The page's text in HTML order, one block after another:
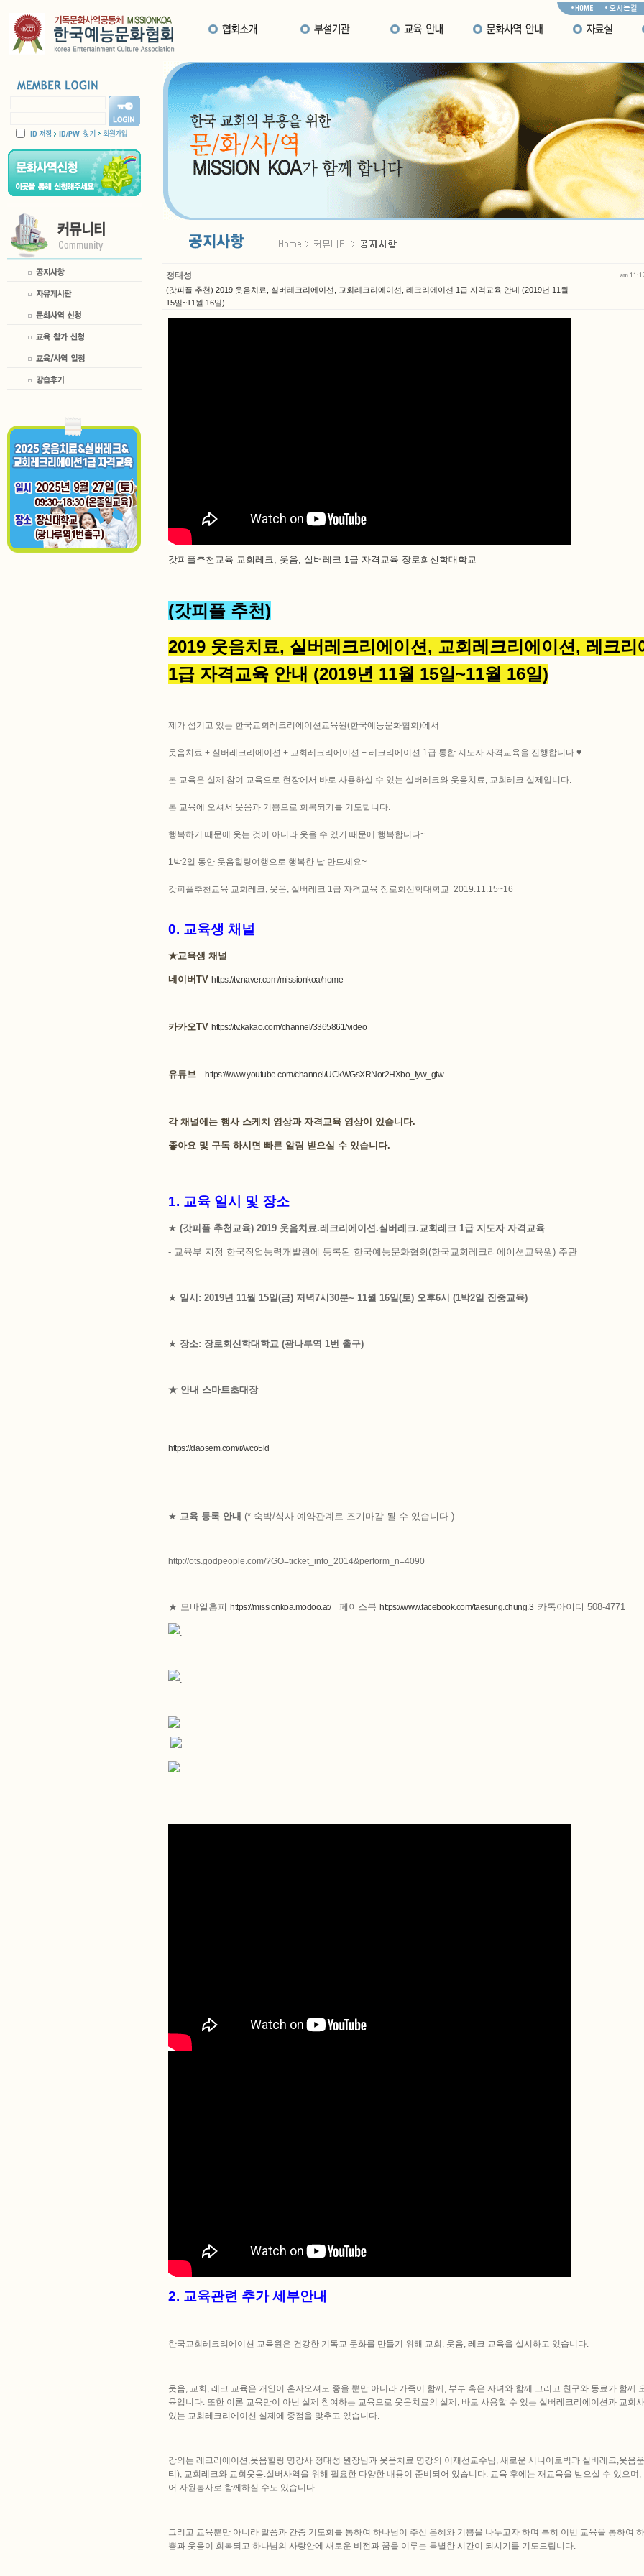
정태성
(갓피플 추천) 2019 웃음치료, 실버레크리에이션, 교회레크리에이션, 레크리에이션 1급 자격교육 안내 (2019년 11월
15일~11월 16일)
갓피플추천교육 교회레크, 웃음, 실버레크 1급 자격교육 장로회신학대학교
(갓피플 추천)
2019 웃음치료, 실버레크리에이션, 교회레크리에이션, 레크리
1급 자격교육 안내 (2019년 11월 15일~11월 16일)
제가 섬기고 있는 한국교회레크리에이션교육원(한국예능문화협회)에서
웃음치료 + 실버레크리에이션 + 교회레크리에이션 + 레크리에이션 1급 통합 지도자 자격교육을 진행합니다 ♥
본 교육은 실제 참여 교육으로 현장에서 바로 사용하실 수 있는 실버레크와 웃음치료, 교회레크 실제입니다.
본 교육에 오셔서 웃음과 기쁨으로 회복되기를 기도합니다.
행복하기 때문에 웃는 것이 아니라 웃을 수 있기 때문에 행복합니다~
1박2일 동안 웃음힐링여행으로 행복한 날 만드세요~
갓피플추천교육 교회레크, 웃음, 실버레크 1급 자격교육 장로회신학대학교 2019.11.15~16
0. 교육생 채널
★교육생 채널
네이버TV https://tv.naver.com/missionkoa/home
카카오TV https://tv.kakao.com/channel/3365861/video
유튜브 https://www.youtube.com/channel/UCkWGsXRNor2HXbo_Iyw_gtw
각 채널에는 행사 스케치 영상과 자격교육 영상이 있습니다.
좋아요 및 구독 하시면 빠른 알림 받으실 수 있습니다.
1. 교육 일시 및 장소
★ (갓피플 추천교육) 2019 웃음치료.레크리에이션.실버레크.교회레크 1급 지도자 자격교육
- 교육부 지정 한국직업능력개발원에 등록된 한국예능문화협회(한국교회레크리에이션교육원) 주관
★ 일시: 2019년 11월 15일(금) 저녁7시30분~ 11월 16일(토) 오후6시 (1박2일 집중교육)
★ 장소: 장로회신학대학교 (광나루역 1번 출구)
★ 안내 스마트초대장
https://daosem.com/r/wco5ld
★ 교육 등록 안내 (* 숙박/식사 예약관계로 조기마감 될 수 있습니다.)
http://ots.godpeople.com/?GO=ticket_info_2014&perform_n=4090
★ 모바일홈피 https://missionkoa.modoo.at/페이스북 https://www.facebook.com/taesung.chung.3 카톡아이디 508-4771
2. 교육관련 추가 세부안내
한국교회레크리에이션 교육원은 건강한 기독교 문화를 만들기 위해 교회, 웃음, 레크 교육을 실시하고 있습니다.
웃음, 교회, 레크 교육은 개인이 혼자오셔도 좋을 뿐만 아니라 가족이 함께, 부부 혹은 자녀와 함께 그리고 친구와 동료가 함께
육입니다. 또한 이론 교육만이 아닌 실제 참여하는 교육으로 웃음치료의 실제, 바로 사용할 수 있는 실버레크리에이션과 교회
있는 교회레크리에이션 실제에 중점을 맞추고 있습니다.
강의는 레크리에이션,웃음힐링 명강사 정태성 원장님과 웃음치료 명강의 이재선교수님, 새로운 시니어로빅과 실버레크,웃음
티), 교회레크와 교회웃음.실버사역을 위해 필요한 다양한 내용이 준비되어 있습니다. 교육 후에는 재교육을 받으실 수 있으며,
어 자원봉사로 함께하실 수도 있습니다.
그리고 교육뿐만 아니라 말씀과 간증 기도회를 통하여 하나님이 주신 은혜와 기쁨을 나누고자 하며 특히 이번 교육을 통하여
쁨과 웃음이 회복되고 하나님의 사랑안에 새로운 비전과 꿈을 이루는 특별한 시간이 되시기를 기도드립니다.